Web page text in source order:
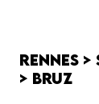
Rennes
> Bruz